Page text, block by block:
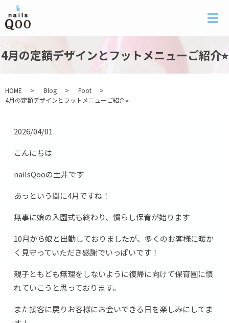
メ
4月の定額デザインとフットメニューご紹介⭐︎
HOME Blog
Foot
4月の定額デザインとフットメニューご紹介⭐︎
2026/04/01
こんにちは
nailsQooの土井です
あっという間に4月ですね！
無事に娘の入園式も終わり、慣らし保育が始ります
10月から娘と出勤しておりましたが、多くのお客様に暖か
く見守っていただき感謝でいっぱいです！
親子ともども無理をしないように復帰に向けて保育園に慣
れていこうと思っております。
また接客に戻りお客様にお会いできる日を楽しみにしてま